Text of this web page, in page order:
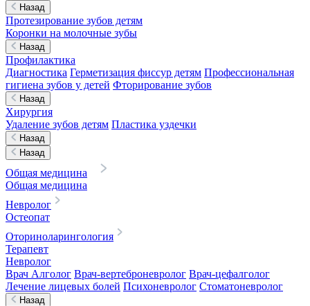
Назад
Протезирование зубов детям
Коронки на молочные зубы
Назад
Профилактика
Диагностика Герметизация фиссур детям Профессиональная
гигиена зубов у детей Фторирование зубов
Назад
Хирургия
Удаление зубов детям Пластика уздечки
Назад
Назад
Общая медицина
Общая медицина
Невролог
Остеопат
Оториноларингология
Терапевт
Невролог
Врач Алголог Врач-вертеброневролог Врач-цефалголог
Лечение лицевых болей Психоневролог Стоматоневролог
Назад